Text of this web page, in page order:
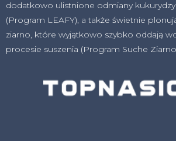
dodatkowo ulistnione odmiany
(Program LEAFY), a także świetnie
ziarno, które wyjątkowo szybko oddają
procesie suszenia (Program Suche